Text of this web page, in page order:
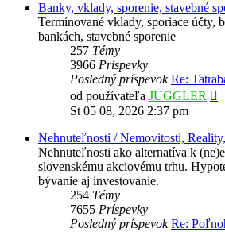
Banky, vklady, sporenie, stavebné
Termínované vklady, sporiace účty,
bankách, stavebné sporenie
257 Témy
3966 Príspevky
Posledný príspevok Re:
od používateľa JUGGLER
St 05 08, 2026 2:37 pm
Nehnuteľnosti / Nemovitosti,
Nehnuteľnosti ako alternatíva k
slovenskému akciovému trhu.
bývanie aj investovanie.
254 Témy
7655 Príspevky
Posledný príspevok Re: